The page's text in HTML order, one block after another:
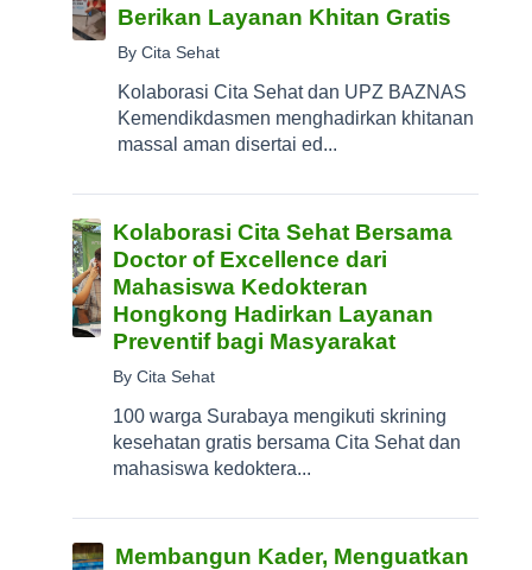
Berikan Layanan Khitan Gratis
By Cita Sehat
Kolaborasi Cita Sehat dan UPZ BAZNAS
Kemendikdasmen menghadirkan khitanan
massal aman disertai ed...
Kolaborasi Cita Sehat Bersama
Doctor of Excellence dari
Mahasiswa Kedokteran
Hongkong Hadirkan Layanan
Preventif bagi Masyarakat
By Cita Sehat
100 warga Surabaya mengikuti skrining
kesehatan gratis bersama Cita Sehat dan
mahasiswa kedoktera...
Membangun Kader, Menguatkan